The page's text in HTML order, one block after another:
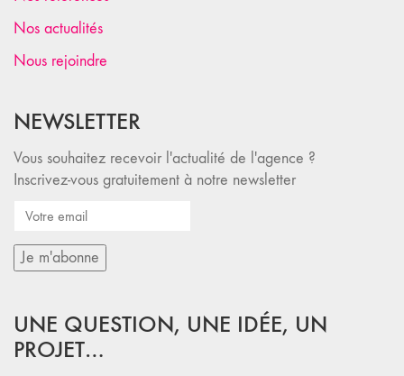
Nos actualités
Nous rejoindre
NEWSLETTER
Vous souhaitez recevoir l'actualité de l'agence ?
Inscrivez-vous gratuitement à notre newsletter
UNE QUESTION, UNE IDÉE, UN
PROJET…